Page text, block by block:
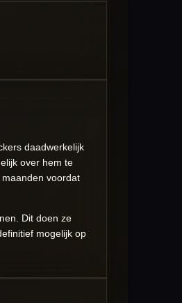
daadwerkelijk
over hem te
voordat
Dit doen ze
mogelijk op